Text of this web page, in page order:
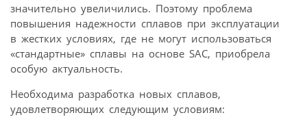
значительно увеличились. Поэтому проблема
повышения надежности сплавов при эксплуатации
в жестких условиях, где не могут использоваться
«стандартные» сплавы на основе SAC, приобрела
особую актуальность.
Необходима разработка новых сплавов,
удовлетворяющих следующим условиям: